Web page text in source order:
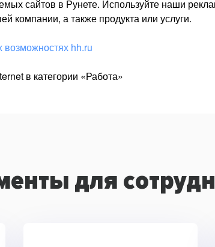
сайтов в Рунете. Используйте наши
компании, а также продукта или услуги.
hh.ru
в категории «Работа»
для